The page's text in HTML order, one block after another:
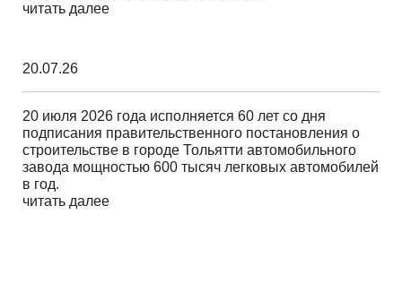
читать далее
20.07.26
20 июля 2026 года исполняется 60 лет со дня
подписания правительственного постановления о
строительстве в городе Тольятти автомобильного
завода мощностью 600 тысяч легковых автомобилей
в год.
читать далее